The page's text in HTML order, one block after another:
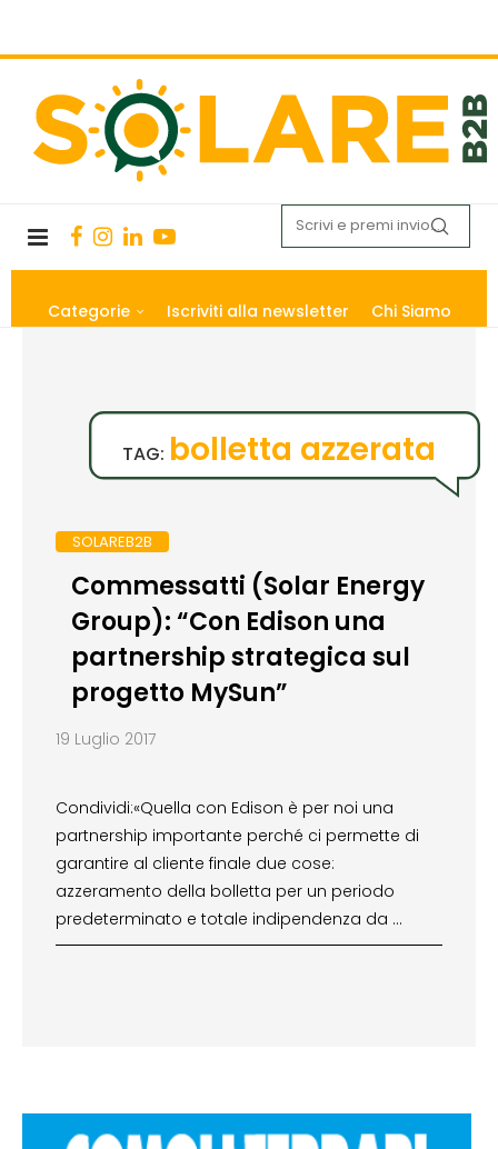
Categorie Iscriviti alla newsletter Chi Siamo
TAG: bolletta azzerata
SOLAREB2B
Commessatti (Solar Energy
Group): “Con Edison una
partnership strategica sul
progetto MySun”
19 Luglio 2017
Condividi:«Quella con Edison è per noi una
partnership importante perché ci permette di
garantire al cliente finale due cose:
azzeramento della bolletta per un periodo
predeterminato e totale indipendenza da …